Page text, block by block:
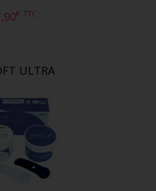
€ TTC
ULTRA